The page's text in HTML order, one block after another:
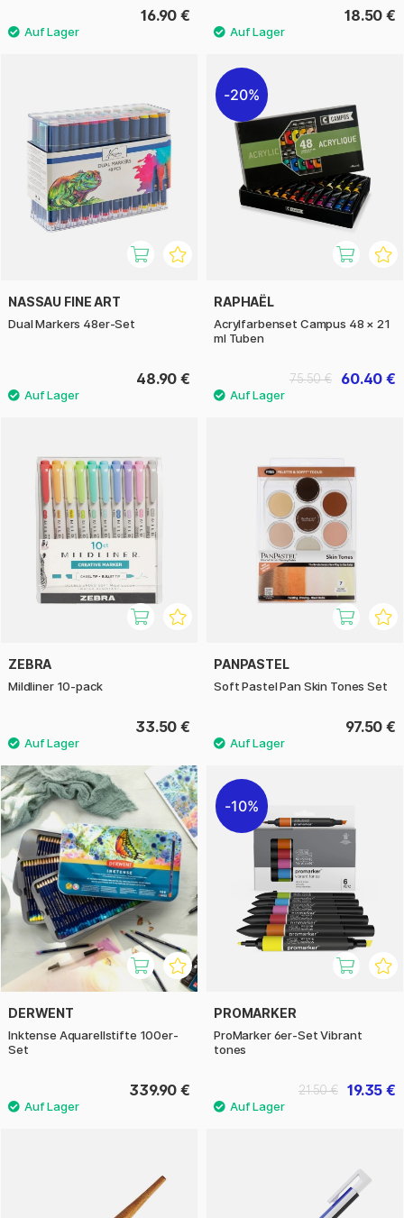
16.90 € 18.50 €
NASSAU FINE ART
Dual Markers 48er-Set
48.90 €
20%
RAPHAËL
Acrylfarbenset Campus 48 × 21
ml Tuben
60.40 €
75.50 €
ZEBRA
Mildliner 10-pack
33.50 €
PANPASTEL
Soft Pastel Pan Skin Tones Set
97.50 €
DERWENT
Inktense Aquarellstifte 100er-
Set
339.90 €
10%
PROMARKER
ProMarker 6er-Set Vibrant
tones
19.35 €
21.50 €